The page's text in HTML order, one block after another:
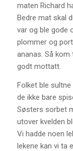
maten Richard
Bedre mat skal
var og ble gode
plommer og
ananas. Så
godt mottatt.
Folket ble sultne
de ikke bare
Søsters sorbet
utover kvelden
Vi hadde noen
lekene kan vi ta